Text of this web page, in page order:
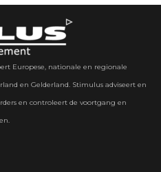
Europese, nationale en regionale
en Gelderland. Stimulus adviseert en
en controleert de voortgang en